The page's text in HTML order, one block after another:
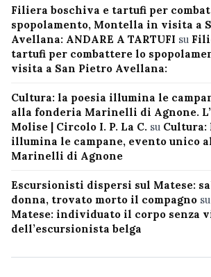
Filiera boschiva e tartufi per
spopolamento, Montella in visita a
Avellana: ANDARE A TARTUFI su
tartufi per combattere lo
visita a San Pietro Avellana:
Cultura: la poesia illumina le
alla fonderia Marinelli di Agnone.
Molise | Circolo I. P. La C. su Cultura:
illumina le campane, evento unico
Marinelli di Agnone
Escursionisti dispersi sul Matese:
donna, trovato morto il compagno su
Matese: individuato il corpo senza
dell’escursionista belga